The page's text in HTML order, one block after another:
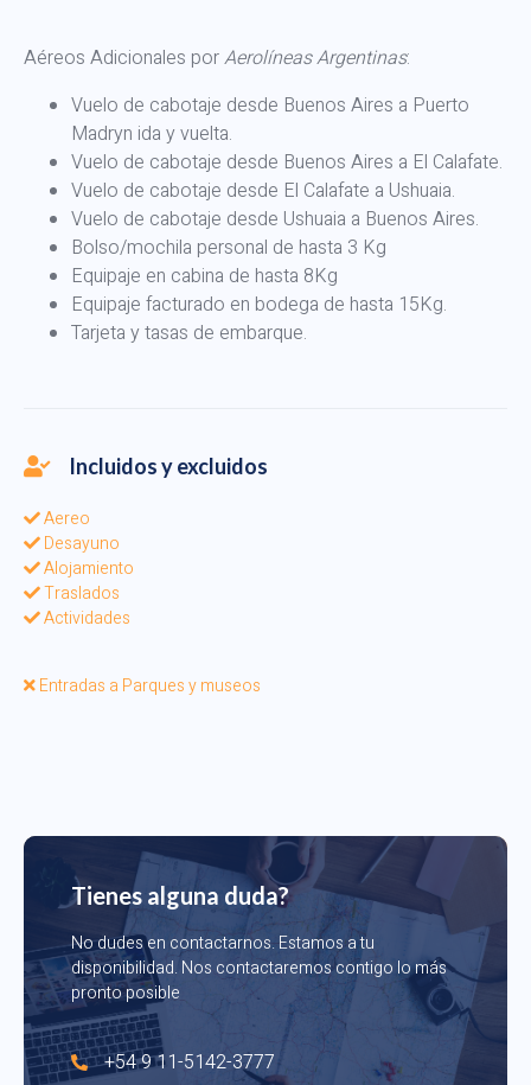
Aéreos Adicionales porAerolíneas Argentinas:
Vuelo de cabotaje desde Buenos Aires a Puerto
Madryn ida y vuelta.
Vuelo de cabotaje desde Buenos Aires a El Calafate.
Vuelo de cabotaje desde El Calafate a Ushuaia.
Vuelo de cabotaje desde Ushuaia a Buenos Aires.
Bolso/mochila personal de hasta 3 Kg
Equipaje en cabina de hasta 8Kg
Equipaje facturado en bodega de hasta 15Kg.
Tarjeta y tasas de embarque.
Incluidos y excluidos
Aereo
Desayuno
Alojamiento
Traslados
Actividades
Entradas a Parques y museos
Tienes alguna duda?
No dudes en contactarnos. Estamos a tu
disponibilidad. Nos contactaremos contigo lo más
pronto posible
+54 9 11-5142-3777